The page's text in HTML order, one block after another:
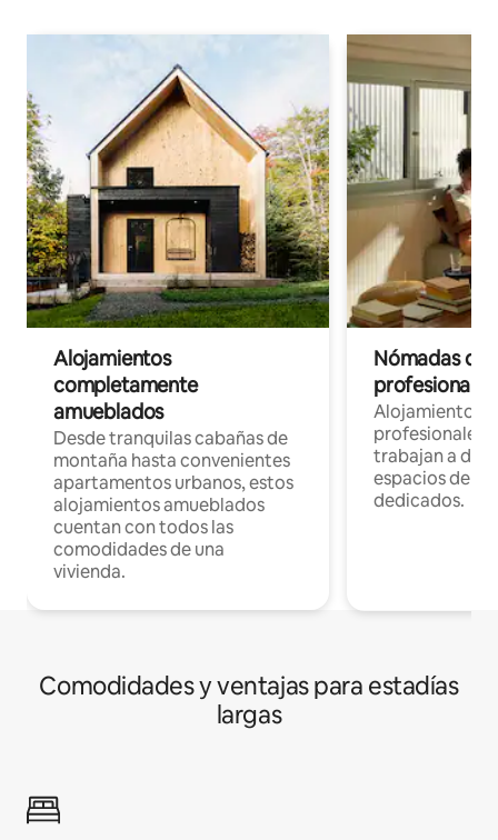
Alojamientos
completamente
amueblados
Desde tranquilas cabañas de
montaña hasta convenientes
apartamentos urbanos, estos
alojamientos amueblados
cuentan con todos las
comodidades de una
vivienda.
Nómadas
Alojamientos
profesionales
trabajan a
espacios de
dedicados.
Comodidades y ventajas para estadías
largas